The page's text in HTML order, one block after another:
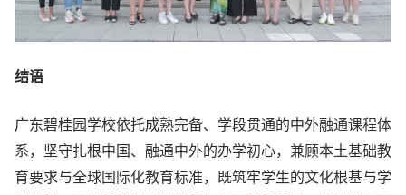
结语
广东碧桂园学校依托成熟完备、学段贯通的中外融通课程体
系，坚守扎根中国、融通中外的办学初心，兼顾本土基础教
育要求与全球国际化教育标准，既筑牢学生的文化根基与学